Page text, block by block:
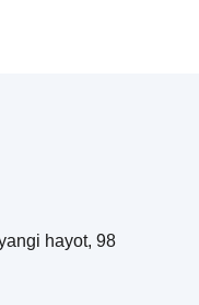
hayot, 98